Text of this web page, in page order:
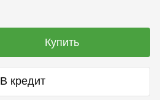
Купить
В кредит